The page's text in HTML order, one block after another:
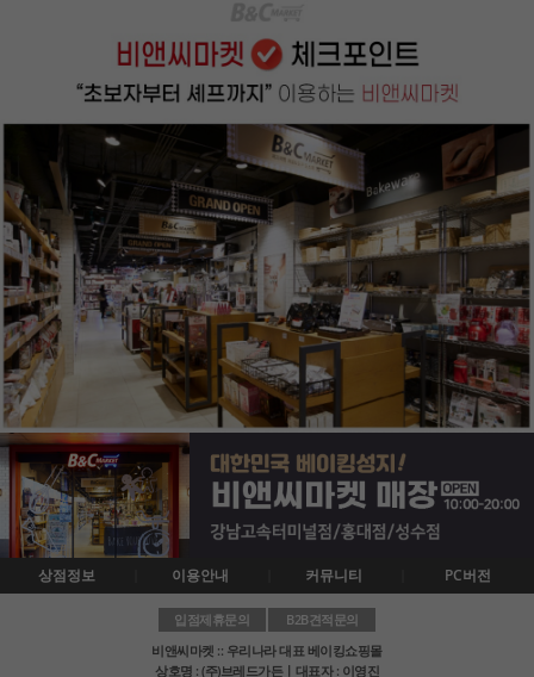
상점정보 이용안내 커뮤니티 PC버전
입점제휴문의
B2B견적문의
비앤씨마켓 :: 우리나라 대표 베이킹쇼핑몰
상호명 : (주)브레드가든ㅣ대표자 : 이영진